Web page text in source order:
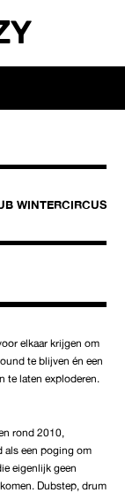
elkaar krijgen om
te blijven én een
te laten exploderen.
rond 2010,
als een poging om
eigenlijk geen
Dubstep, drum
WINTERCIRCUS